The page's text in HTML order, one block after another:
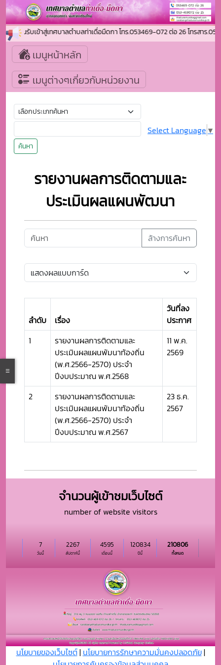
นดีต้อนรับเข้าสู่เทศบาลตำบลท่าเดื่อมืดกา โทร.053469-072 ต่อ 26 โทรสาร
เมนูหน้าหลัก
เมนูต่างๆเกี่ยวกับหน่วยงาน
ค้นหา
Select Language ▼
รายงานผลการติดตามและ
ประเมินผลแผนพัฒนา
ล้างการค้นหา
ลำดับ เรื่อง
วันที่ลง
ประกาศ
1
รายงานผลการติดตามและ
ประเมินผลแผนพัมนาท้องถิ่น
(พ.ศ.2566-2570) ประจำ
ปีงบประมาณ พ.ศ.2568
11 พ.ค.
2569
2
รายงานผลการติดตามและ
ประเมินผลแผนพัมนาท้องถิ่น
(พ.ศ.2566-2570) ประจำ
ปีงบประมาณ พ.ศ.2567
23 ธ.ค.
2567
จำนวนผู้เข้าชมเว็บไซต์
number of website visitors
วันนี้
7
สัปดาห์นี้
2267
เดือนนี้
4595
ปีนี้
120834
ทั้งหมด
210806
นโยบายของเว็บไซต์| นโยบายการรักษาความมั่นคงปลอดภัย|